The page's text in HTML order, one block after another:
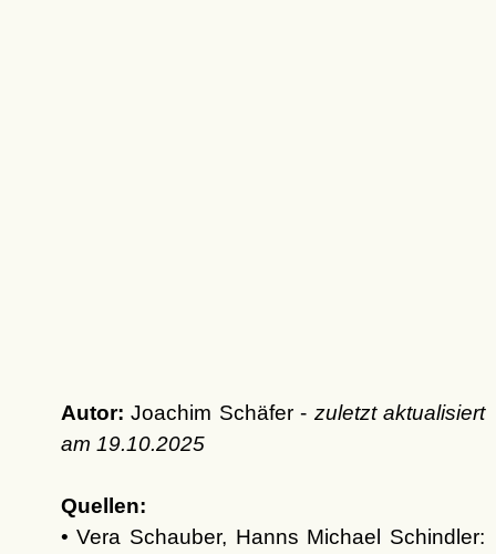
Autor: Joachim Schäfer - zuletzt aktualisiert
am 19.10.2025
Quellen:
• Vera Schauber, Hanns Michael Schindler: